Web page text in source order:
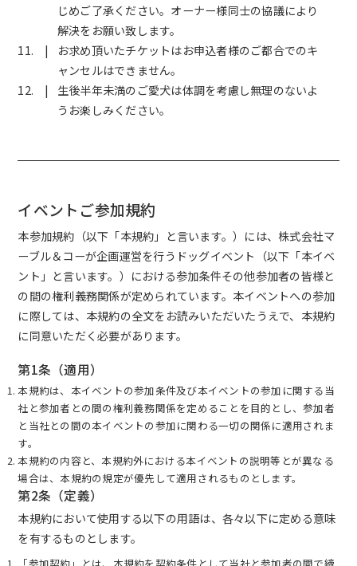
じめご了承ください。オーナー様同士の協議により
解決をお願い致します。
お求め頂いたチケットはお申込者様のご都合でのキ
ャンセルはできません。
生後半年未満のご愛犬は体調を考慮し無理のないよ
うお楽しみください。
イベントご参加規約
本参加規約（以下「本規約」と言います。）には、株式会社マ
ーブル＆コーが企画運営を行うドッグイベント（以下「本イベ
ント」と言います。）における参加条件その他参加者の皆様と
の間の権利義務関係が定められています。本イベントへの参加
に際しては、本規約の全文をお読みいただいたうえで、本規約
に同意いただく必要があります。
第1条（適用）
本規約は、本イベントの参加条件及び本イベントの参加に関する当
社と参加者との間の権利義務関係を定めることを目的とし、参加者
と当社との間の本イベントの参加に関わる一切の関係に適用されま
す。
本規約の内容と、本規約外における本イベントの説明等とが異なる
場合は、本規約の規定が優先して適用されるものとします。
第2条（定義）
本規約において使用する以下の用語は、各々以下に定める意味
を有するものとします。